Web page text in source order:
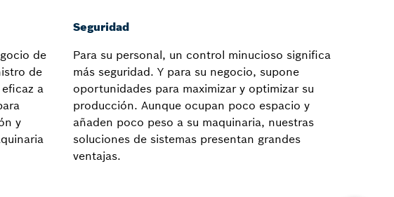
de
de
a
y
Seguridad
Para su personal, un control minucioso significa
más seguridad. Y para su negocio, supone
oportunidades para maximizar y optimizar su
producción. Aunque ocupan poco espacio y
añaden poco peso a su maquinaria, nuestras
soluciones de sistemas presentan grandes
ventajas.